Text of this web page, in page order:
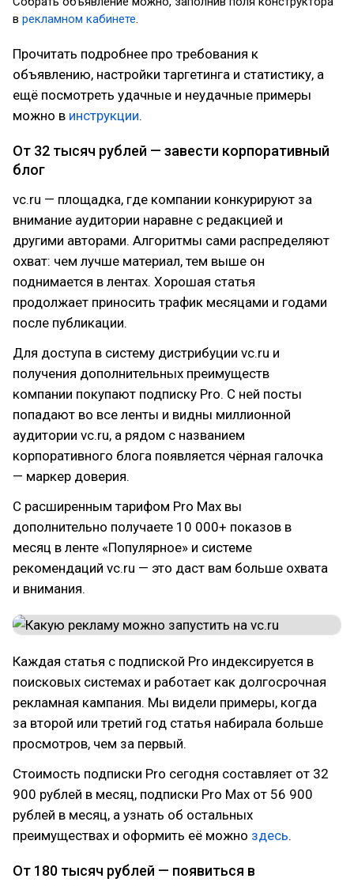
в рекламном кабинете.
Прочитать подробнее про требования к
объявлению, настройки таргетинга и статистику, а
ещё посмотреть удачные и неудачные примеры
можно в инструкции.
От 32 тысяч рублей — завести корпоративный
блог
vc.ru — площадка, где компании конкурируют за
внимание аудитории наравне с редакцией и
другими авторами. Алгоритмы сами распределяют
охват: чем лучше материал, тем выше он
поднимается в лентах. Хорошая статья
продолжает приносить трафик месяцами и годами
после публикации.
Для доступа в систему дистрибуции vc.ru и
получения дополнительных преимуществ
компании покупают подписку Pro. С ней посты
попадают во все ленты и видны миллионной
аудитории vc.ru, а рядом с названием
корпоративного блога появляется чёрная галочка
— маркер доверия.
С расширенным тарифом Pro Max вы
дополнительно получаете 10 000+ показов в
месяц в ленте «Популярное» и системе
рекомендаций vc.ru — это даст вам больше охвата
и внимания.
Каждая статья с подпиской Pro индексируется в
поисковых системах и работает как долгосрочная
рекламная кампания. Мы видели примеры, когда
за второй или третий год статья набирала больше
просмотров, чем за первый.
Стоимость подписки Pro сегодня составляет от 32
900 рублей в месяц, подписки Pro Max от 56 900
рублей в месяц, а узнать об остальных
преимуществах и оформить её можно здесь.
От 180 тысяч рублей — появиться в